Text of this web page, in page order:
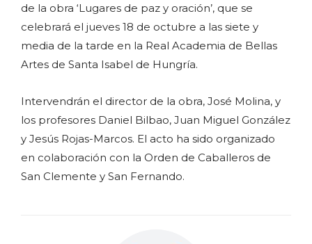
de la obra ‘Lugares de paz y oración’, que se
celebrará el jueves 18 de octubre a las siete y
media de la tarde en la Real Academia de Bellas
Artes de Santa Isabel de Hungría.
Intervendrán el director de la obra, José Molina, y
los profesores Daniel Bilbao, Juan Miguel González
y Jesús Rojas-Marcos. El acto ha sido organizado
en colaboración con la Orden de Caballeros de
San Clemente y San Fernando.